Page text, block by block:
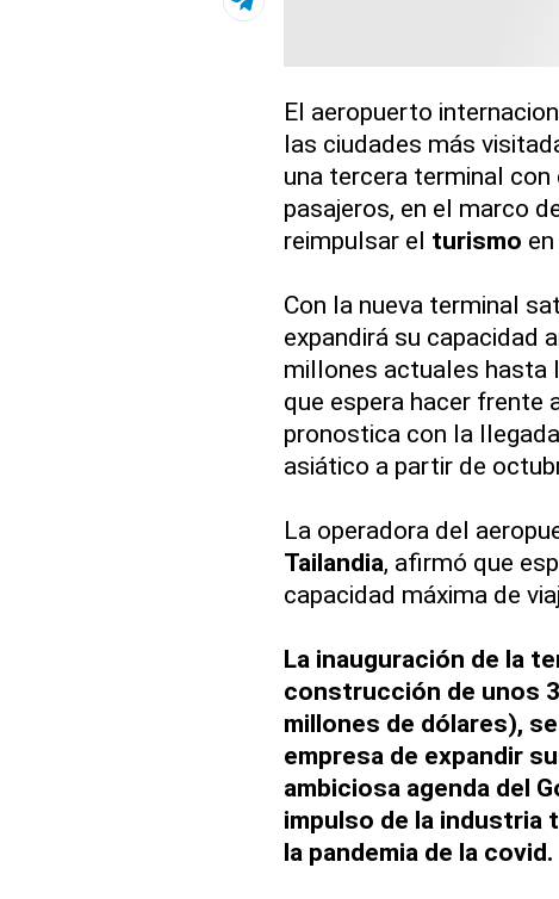
El aeropuerto
las ciudades más
una tercera terminal
pasajeros, en el marco
reimpulsar el turismo
Con la nueva terminal
expandirá su capacidad
millones actuales hasta
que espera hacer frente
pronostica con la
asiático a partir de
La operadora del
Tailandia, afirmó que
capacidad máxima de
La inauguración de la
construcción de unos
millones de dólares),
empresa de expandir
ambiciosa agenda del
impulso de la industria
la pandemia de la covid.